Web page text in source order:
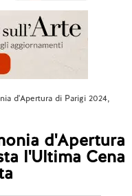
d'Apertura di Parigi 2024,
d'Apertura
l'Ultima Cena